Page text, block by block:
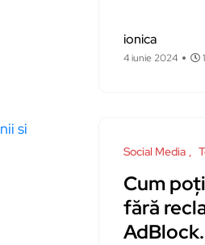
ionica
4 iunie 2024
Social Media
Cum
fără
AdBlock.